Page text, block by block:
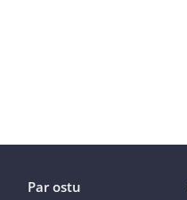
Par ostu